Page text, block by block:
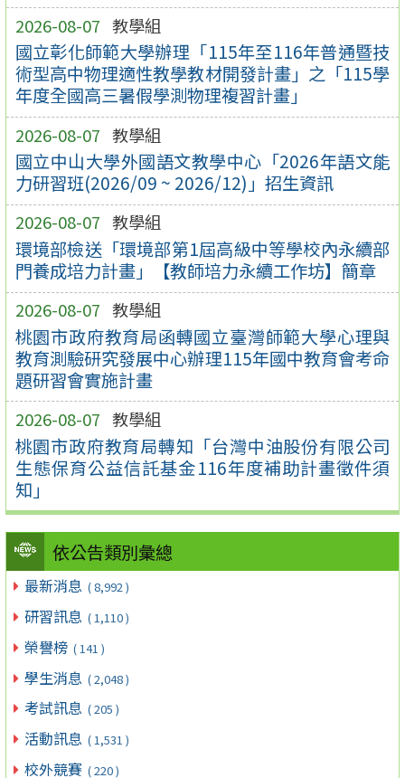
2026-08-07 教學組
國立彰化師範大學辦理「115年至116年普通暨技
術型高中物理適性教學教材開發計畫」之「115學
年度全國高三暑假學測物理複習計畫」
2026-08-07 教學組
國立中山大學外國語文教學中心「2026年語文能
力研習班(2026/09 ~ 2026/12)」招生資訊
2026-08-07 教學組
環境部檢送「環境部第1屆高級中等學校內永續部
門養成培力計畫」【教師培力永續工作坊】簡章
2026-08-07 教學組
桃園市政府教育局函轉國立臺灣師範大學心理與
教育測驗研究發展中心辦理115年國中教育會考命
題研習會實施計畫
2026-08-07 教學組
桃園市政府教育局轉知「台灣中油股份有限公司
生態保育公益信託基金116年度補助計畫徵件須
知」
依公告類別彙總
最新消息 ( 8,992 )
研習訊息 ( 1,110 )
榮譽榜 ( 141 )
學生消息 ( 2,048 )
考試訊息 ( 205 )
活動訊息 ( 1,531 )
校外競賽 ( 220 )